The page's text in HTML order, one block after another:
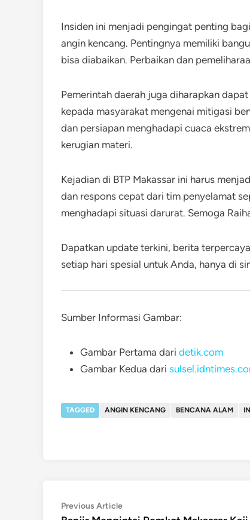
Insiden ini menjadi pengingat penting
angin kencang. Pentingnya memiliki
bisa diabaikan. Perbaikan dan
Pemerintah daerah juga diharapkan
kepada masyarakat mengenai mitigasi
dan persiapan menghadapi cuaca
kerugian materi.
Kejadian di BTP Makassar ini harus
dan respons cepat dari tim penyelamat
menghadapi situasi darurat. Semoga
Dapatkan update terkini, berita
setiap hari spesial untuk Anda, hanya di
Sumber Informasi Gambar:
Gambar Pertama dari detik.com
Gambar Kedua dari
TAGGED ANGIN KENCANG BENCANA ALAM
Post
Previous ArticlePrevious